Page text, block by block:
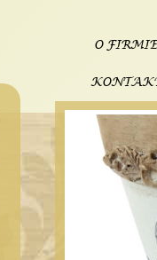
O